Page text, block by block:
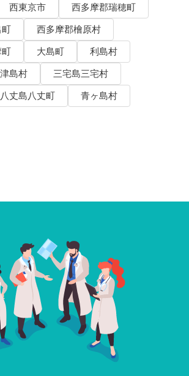
西東京市
西多摩郡瑞穂町
西多摩郡檜原村
大島町
利島村
島村
三宅島三宅村
八丈島八丈町
青ヶ島村